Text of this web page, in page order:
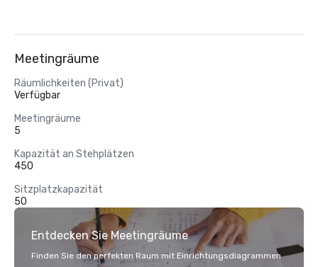
Meetingräume
Räumlichkeiten (Privat)
Verfügbar
Meetingräume
5
Kapazität an Stehplätzen
450
Sitzplatzkapazität
50
Entdecken Sie Meetingräume
Finden Sie den perfekten Raum mit Einrichtungsdiagrammen